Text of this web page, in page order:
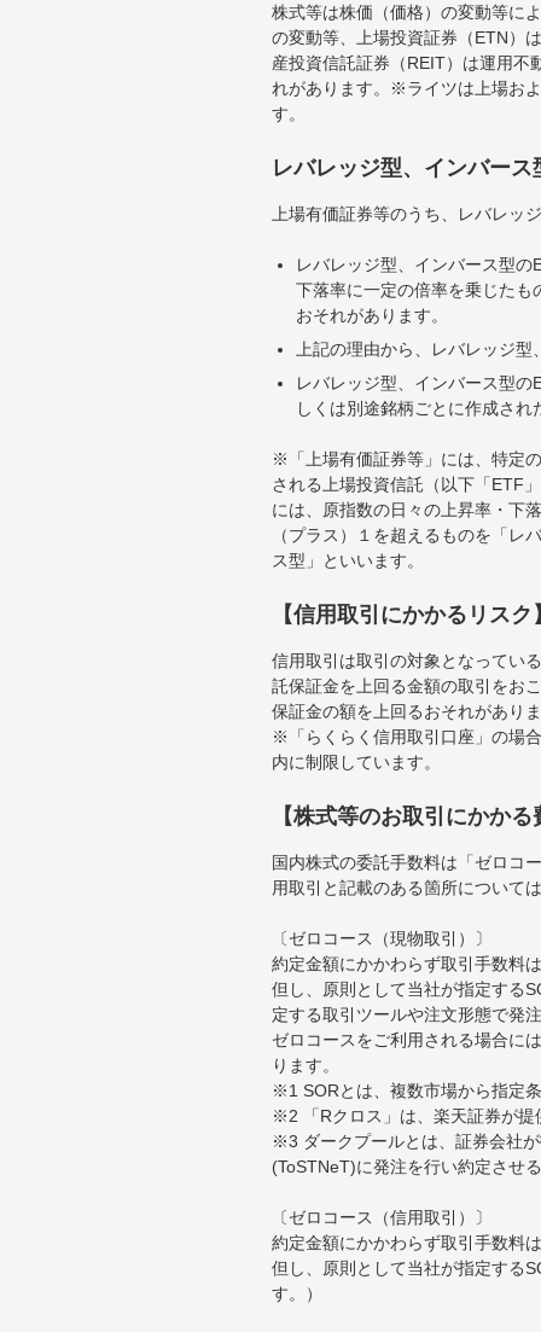
株式等は株価（価格）の変動等に
の変動等、上場投資証券（ETN）
産投資信託証券（REIT）は運用不
れがあります。※ライツは上場お
す。
レバレッジ型、インバー
上場有価証券等のうち、レバレ
レバレッジ型、インバース型
下落率に一定の倍率を乗じた
おそれがあります。
上記の理由から、レバレッジ
レバレッジ型、インバース型
しくは別途銘柄ごとに作成さ
※「上場有価証券等」には、特定
される上場投資信託（以下「ETF
には、原指数の日々の上昇率・下
（プラス）１を超えるものを「
ス型」といいます。
【信用取引にかかるリスク
信用取引は取引の対象となってい
託保証金を上回る金額の取引をお
保証金の額を上回るおそれがあり
※「らくらく信用取引口座」の場
内に制限しています。
【株式等のお取引にかかる
国内株式の委託手数料は「ゼロコ
用取引と記載のある箇所について
〔ゼロコース（現物取引）〕
約定金額にかかわらず取引手数料
但し、原則として当社が指定する
定する取引ツールや注文形態で発
ゼロコースをご利用される場合に
ります。
※1 SORとは、複数市場から指定
※2 「Rクロス」は、楽天証券が
※3 ダークプールとは、証券会社
(ToSTNeT)に発注を行い約定させ
〔ゼロコース（信用取引）〕
約定金額にかかわらず取引手数料
但し、原則として当社が指定する
す。）